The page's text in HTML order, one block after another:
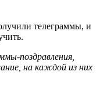
телеграммы, и
поздравления,
на каждой из них